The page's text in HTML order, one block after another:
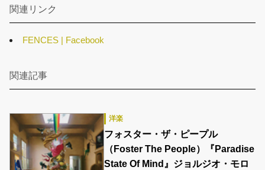
関連リンク
FENCES | Facebook
関連記事
洋楽
フォスター・ザ・ピープル
（Foster The People）『Paradise
State Of Mind』ジョルジオ・モロ